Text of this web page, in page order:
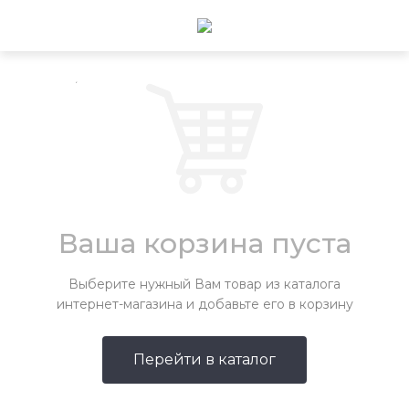
/
Ваша корзина пуста
Выберите нужный Вам товар из каталога
интернет-магазина и добавьте его в корзину
Перейти в каталог